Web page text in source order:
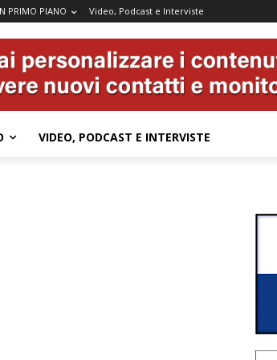
PRIMO PIANO Video, Podcast e Interviste
VIDEO, PODCAST E INTERVISTE